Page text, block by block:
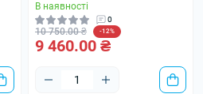
В наявності
0
10 750.00 ₴ -12%
9 460.00 ₴